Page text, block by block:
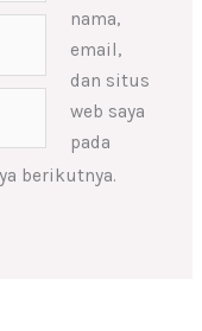
nama,
email,
dan situs
web saya
pada
berikutnya.